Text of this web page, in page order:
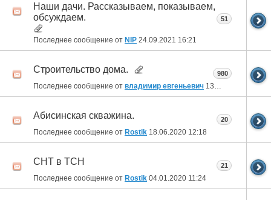
Наши дачи. Рассказываем, показываем,
обсуждаем.
Последнее сообщение от NIP 24.09.2021 16:21
51
Строительство дома.
Последнее сообщение от владимир евгеньевич 13.01.2021 21:05
980
Абисинская скважина.
Последнее сообщение от Rostik 18.06.2020 12:18
20
СНТ в ТСН
Последнее сообщение от Rostik 04.01.2020 11:24
21